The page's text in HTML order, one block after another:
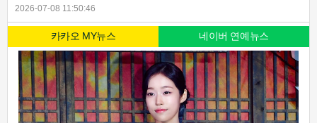
2026-07-08 11:50:46
카카오 MY뉴스 네이버 연예뉴스